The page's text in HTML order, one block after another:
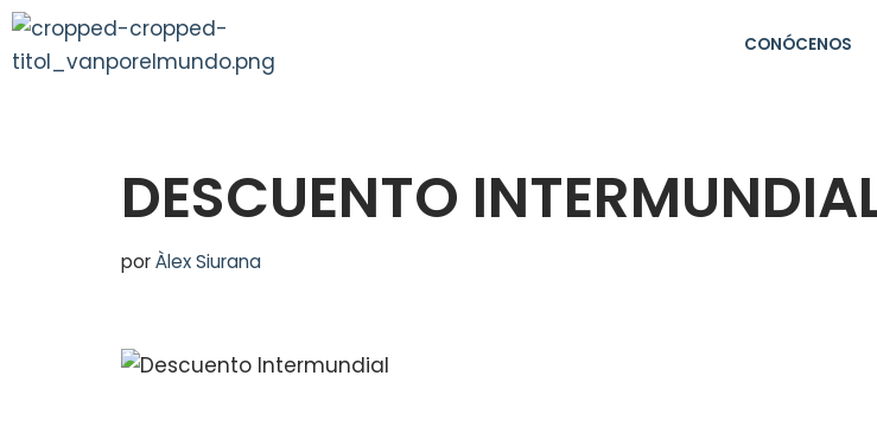
Saltar
CONÓCENOS
DESCUENTO
porÀlex Siurana